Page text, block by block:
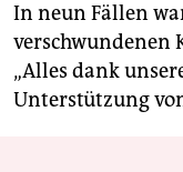
In neun Fällen
verschwundenen
„Alles dank
Unterstützung